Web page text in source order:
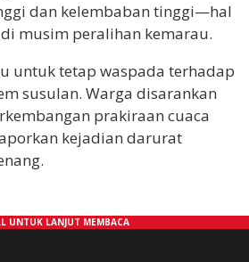
dan kelembaban tinggi—hal
musim peralihan kemarau.
untuk tetap waspada terhadap
susulan. Warga disarankan
prakiraan cuaca
kejadian darurat